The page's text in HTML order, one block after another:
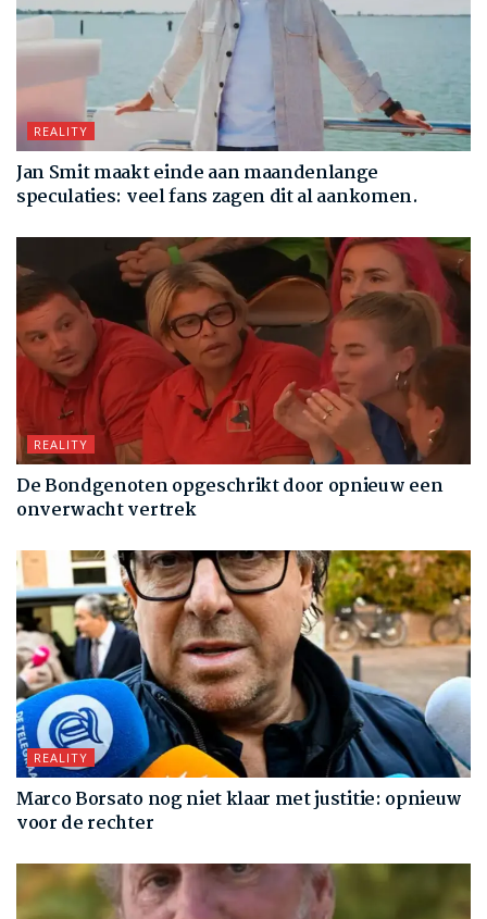
REALITY
Jan Smit maakt einde aan maandenlange
speculaties: veel fans zagen dit al aankomen.
REALITY
De Bondgenoten opgeschrikt door opnieuw een
onverwacht vertrek
REALITY
Marco Borsato nog niet klaar met justitie: opnieuw
voor de rechter